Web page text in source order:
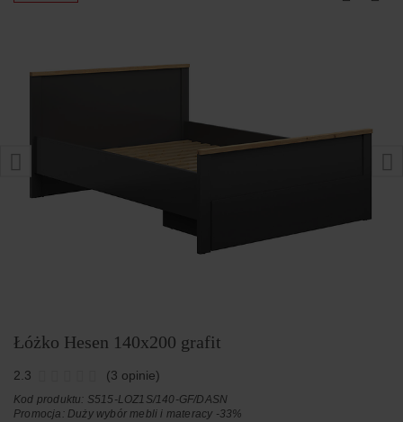
Łóżko Hesen 140x200 grafit
2.3 (3 opinie)
Kod produktu: S515-LOZ1S/140-GF/DASN
Promocja:Duży wybór mebli i materacy -33%